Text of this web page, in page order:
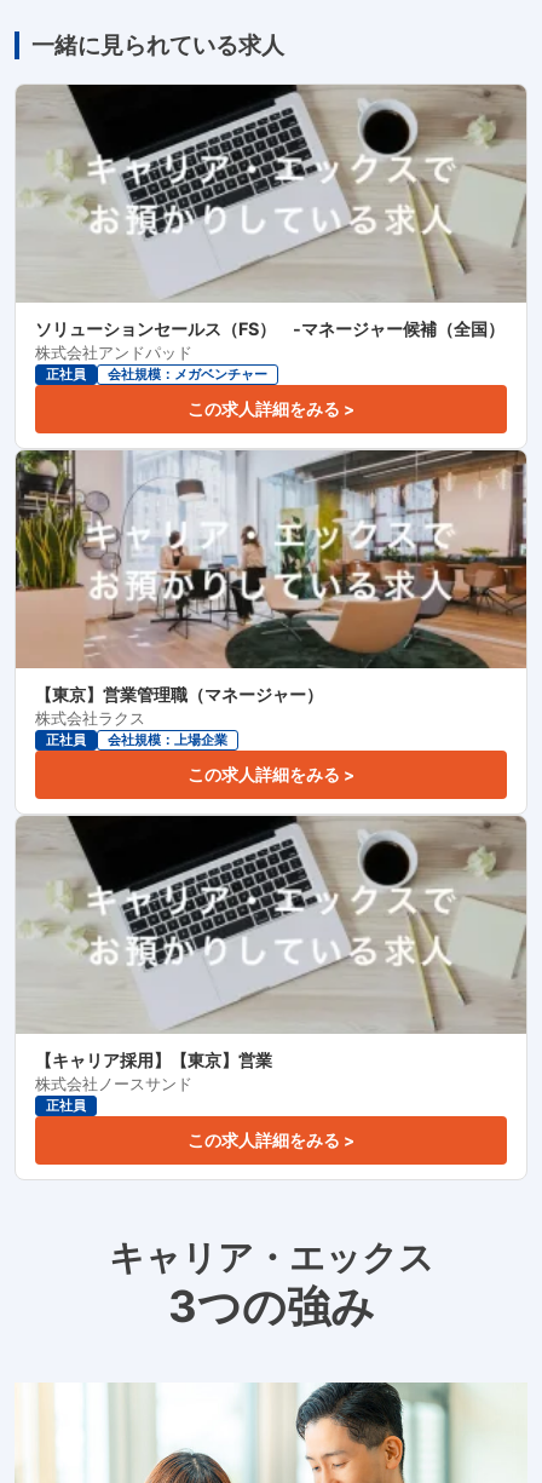
一緒に見られている求人
ソリューションセールス（FS） -マネージャー候補（全国）
株式会社アンドパッド
正社員 会社規模：メガベンチャー
この求人詳細をみる >
【東京】営業管理職（マネージャー）
株式会社ラクス
正社員 会社規模：上場企業
この求人詳細をみる >
【キャリア採用】【東京】営業
株式会社ノースサンド
正社員
この求人詳細をみる >
キャリア・エックス
3つの強み